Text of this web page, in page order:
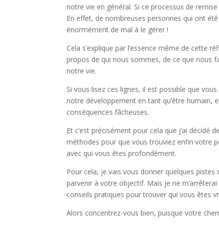
notre vie en général. Si ce processus de
En effet, de nombreuses personnes qui ont
énormément de mal à le gérer !
Cela s’explique par l’essence même de cette
propos de qui nous sommes, de ce que nous
notre vie.
Si vous lisez ces lignes, il est possible que
notre développement en tant qu’être humain,
conséquences fâcheuses.
Et c’est précisément pour cela que j’ai
méthodes pour que vous trouviez enfin votre
avec qui vous êtes profondément.
Pour cela, je vais vous donner quelques
parvenir à votre objectif. Mais je ne
conseils pratiques pour trouver qui vous êtes
Alors concentrez-vous bien, puisque votre